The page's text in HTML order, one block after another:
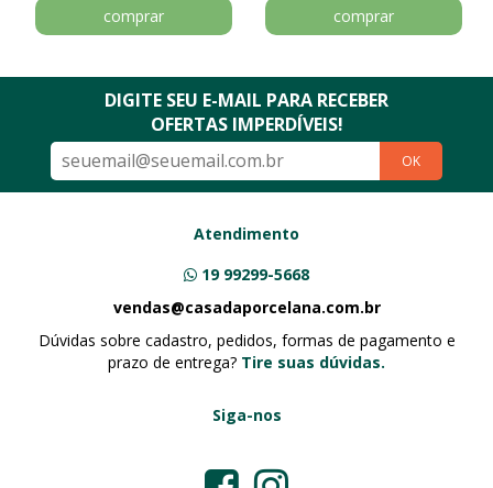
comprar comprar
DIGITE SEU E-MAIL PARA RECEBER
OFERTAS IMPERDÍVEIS!
OK
Atendimento
19 99299-5668
vendas@casadaporcelana.com.br
Dúvidas sobre cadastro, pedidos, formas de pagamento e
prazo de entrega? Tire suas dúvidas.
Siga-nos